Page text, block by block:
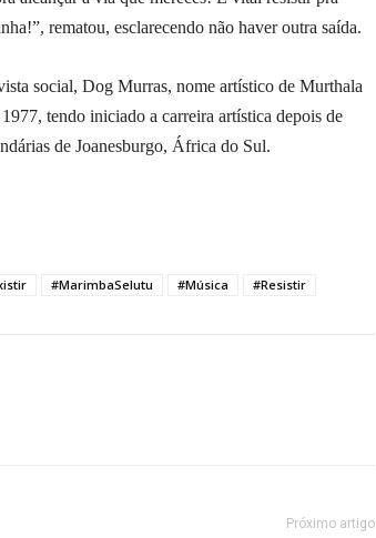
rematou, esclarecendo não haver outra saída.
social, Dog Murras, nome artístico de Murthala
tendo iniciado a carreira artística depois de
de Joanesburgo, África do Sul.
#MarimbaSelutu #Música #Resistir
Próximo artigo